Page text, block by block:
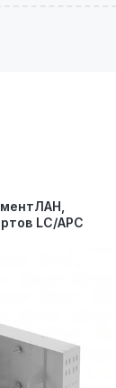
LC/APC